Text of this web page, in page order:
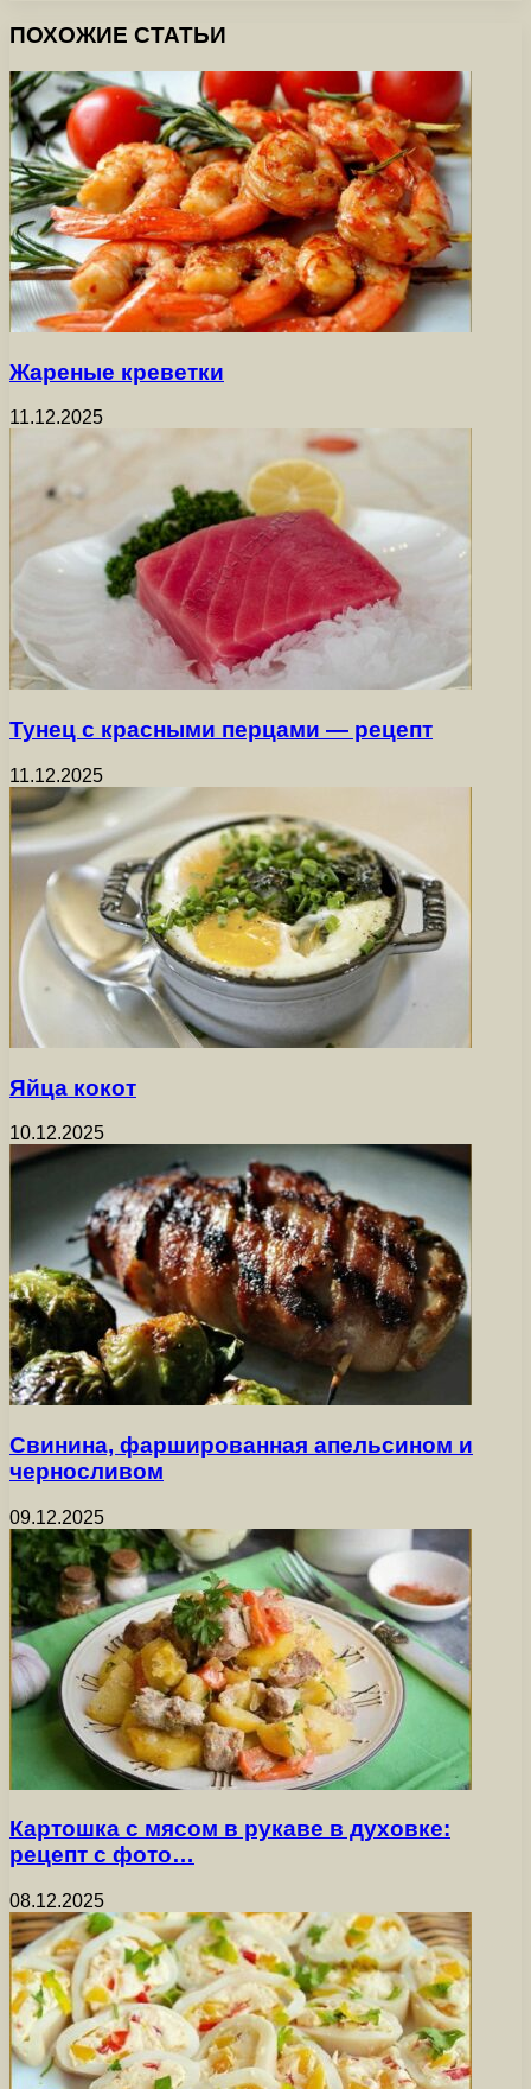
ПОХОЖИЕ СТАТЬИ
Жареные креветки
11.12.2025
Тунец с красными перцами — рецепт
11.12.2025
Яйца кокот
10.12.2025
Свинина, фаршированная апельсином и
черносливом
09.12.2025
Картошка с мясом в рукаве в духовке:
рецепт с фото…
08.12.2025